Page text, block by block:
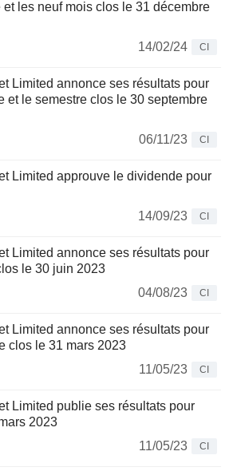
et les neuf mois clos le 31 décembre
14/02/24
CI
Limited annonce ses résultats pour
et le semestre clos le 30 septembre
06/11/23
CI
Limited approuve le dividende pour
14/09/23
CI
Limited annonce ses résultats pour
le 30 juin 2023
04/08/23
CI
Limited annonce ses résultats pour
clos le 31 mars 2023
11/05/23
CI
Limited publie ses résultats pour
2023
11/05/23
CI